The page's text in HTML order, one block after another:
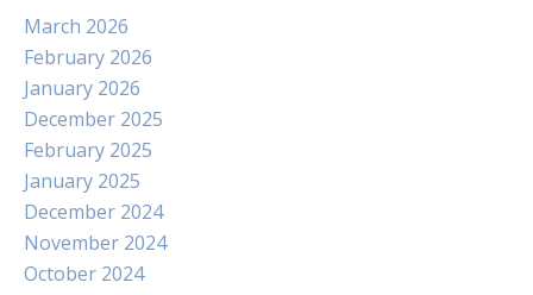
March 2026
February 2026
January 2026
December 2025
February 2025
January 2025
December 2024
November 2024
October 2024